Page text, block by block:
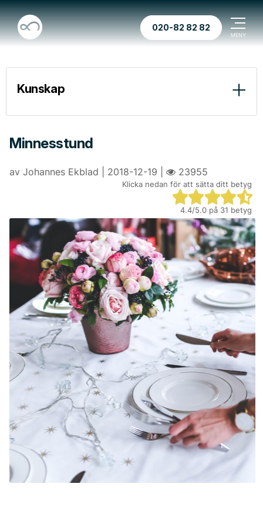
020-82 82 82
Kunskap
Vid dödsfall
Begravningstyper
Begravningar
Minnesstund
av Johannes Ekblad | 2018-12-19 | 23955
Klicka nedan för att sätta ditt betyg
4.4/5.0 på 31 betyg